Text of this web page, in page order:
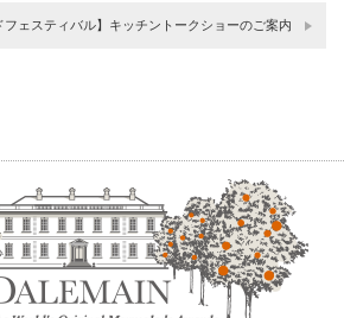
フェスティバル】キッチントークショーのご案内